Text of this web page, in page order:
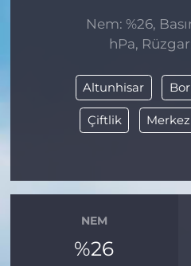
Nem: %26,
hPa,
Altunhisar Bor
Çiftlik Merkez
NEM
%26